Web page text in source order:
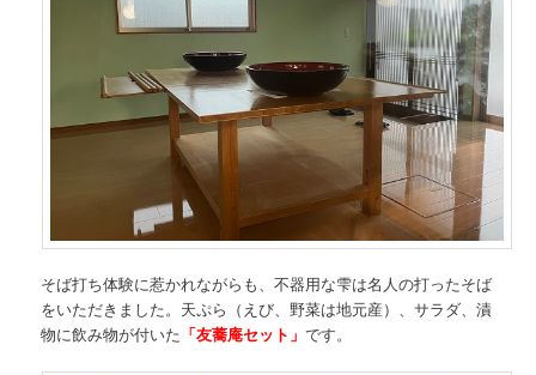
そば打ち体験に惹かれながらも、不器用な雫は名人の打ったそば
をいただきました。天ぷら（えび、野菜は地元産）、サラダ、漬
物に飲み物が付いた 「友蕎庵セット」です。